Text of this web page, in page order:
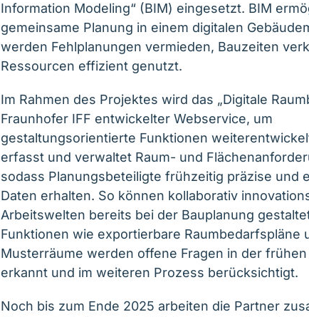
Information Modeling“ (BIM) eingesetzt. BIM
gemeinsame Planung in einem digitalen
werden Fehlplanungen vermieden, Bauzeiten
Ressourcen effizient genutzt.
Im Rahmen des Projektes wird das „Digitale
Fraunhofer IFF entwickelter Webservice, um
gestaltungsorientierte Funktionen
erfasst und verwaltet Raum- und
sodass Planungsbeteiligte frühzeitig präzise und
Daten erhalten. So können kollaborativ
Arbeitswelten bereits bei der Bauplanung
Funktionen wie exportierbare Raumbedarfspläne
Musterräume werden offene Fragen in der
erkannt und im weiteren Prozess berücksichtigt.
Noch bis zum Ende 2025 arbeiten die Partner